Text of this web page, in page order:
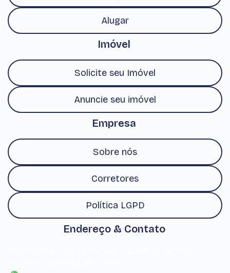
Alugar
Imóvel
Solicite seu Imóvel
Anuncie seu imóvel
Empresa
Sobre nós
Corretores
Política LGPD
Endereço & Contato